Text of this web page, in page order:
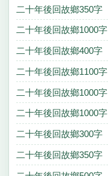
二十年後回故鄉350字
二十年後回故鄉1000字
二十年後回故鄉400字
二十年後回故鄉1100字
二十年後回故鄉1000字
二十年後回故鄉1000字
二十年後回故鄉300字
二十年後回故鄉350字